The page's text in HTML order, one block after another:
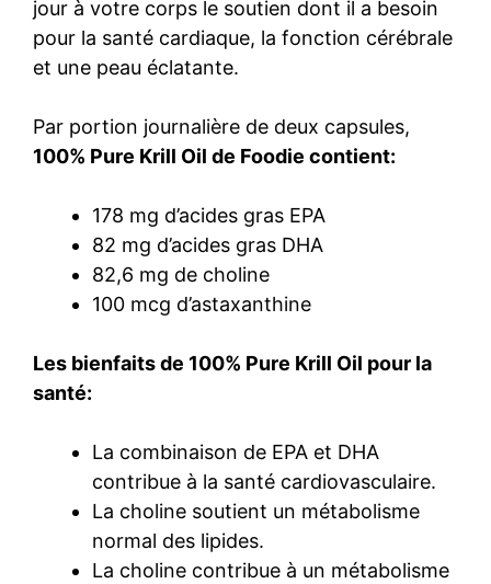
jour à votre corps le soutien dont il a besoin
pour la santé cardiaque, la fonction cérébrale
et une peau éclatante.
Par portion journalière de deux capsules,
100% Pure Krill Oil de Foodie contient:
178 mg d’acides gras EPA
82 mg d’acides gras DHA
82,6 mg de choline
100 mcg d’astaxanthine
Les bienfaits de 100% Pure Krill Oil pour la
santé:
La combinaison de EPA et DHA
contribue à la santé cardiovasculaire.
La choline soutient un métabolisme
normal des lipides.
La choline contribue à un métabolisme